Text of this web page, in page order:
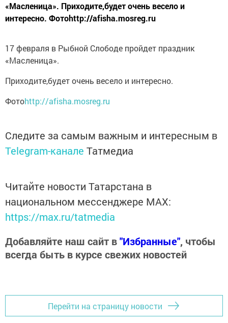
«Масленица». Приходите,будет очень весело и
интересно. Фотоhttp://afisha.mosreg.ru
17 февраля в Рыбной Слободе пройдет праздник
«Масленица».
Приходите,будет очень весело и интересно.
Фотоhttp://afisha.mosreg.ru
Следите за самым важным и интересным в
Telegram-канале Татмедиа
Читайте новости Татарстана в
национальном мессенджере MАХ:
https://max.ru/tatmedia
Добавляйте наш сайт в"Избранные", чтобы
всегда быть в курсе свежих новостей
Перейти на страницу новости